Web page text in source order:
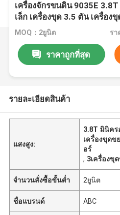
เครื่องจักรขนดิน 9035E
เล็ก เครื่องขุด 3.5 ตัน เครื่อง
ลิก
MOQ：2ยูนิต รา
ราคาถูกที่สุด
รายละเอียดสินค้า
แสงสูง:
3.8T มินิคร
เครื่องขุดข
อร์
, 3เครื่องขุ
จำนวนสั่งซื้อขั้นต่ำ 2ยูนิต
ชื่อแบรนด์ ABC